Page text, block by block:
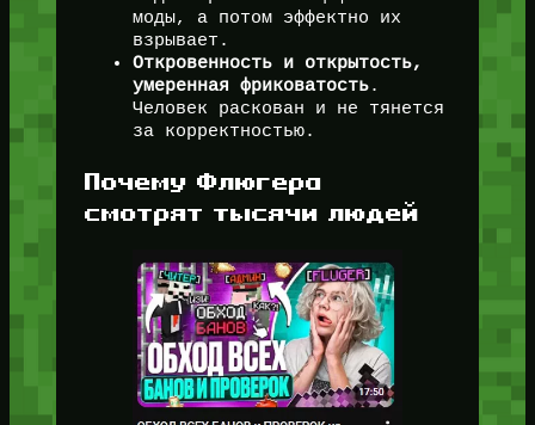
моды, а потом эффектно их
взрывает.
Откровенность и открытость,
умеренная фриковатость.
Человек раскован и не тянется
за корректностью.
Почему Флюгера
смотрят тысячи людей